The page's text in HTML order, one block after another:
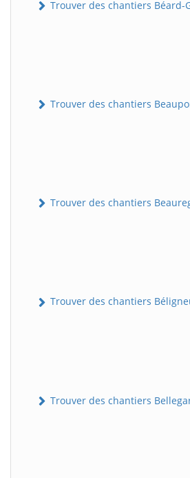
Trouver des chantiers Béard-
Trouver des chantiers
Trouver des chantiers
Trouver des chantiers
Trouver des chantiers